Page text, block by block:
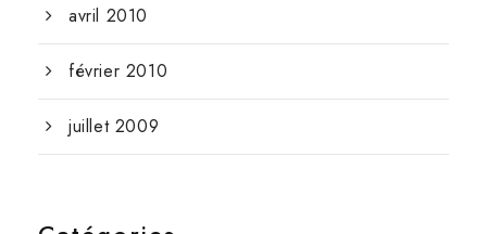
avril 2010
février 2010
juillet 2009